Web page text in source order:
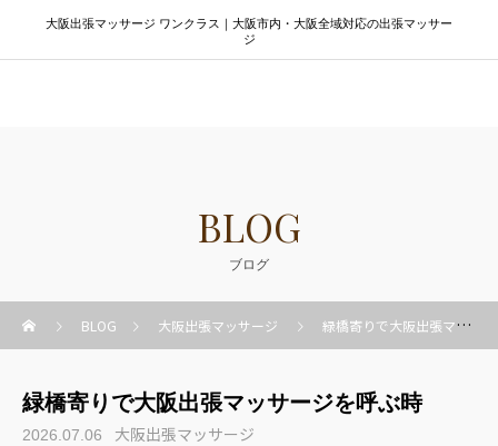
大阪出張マッサージ ワンクラス｜大阪市内・大阪全域対応の出張マッサー
ジ
BLOG
ブログ
BLOG 大阪出張マッサージ 緑橋寄りで大阪出張マッサージを呼ぶ時
緑橋寄りで大阪出張マッサージを呼ぶ時
2026.07.06 大阪出張マッサージ